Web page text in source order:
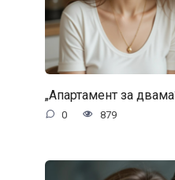
„Апартамент за
0 879